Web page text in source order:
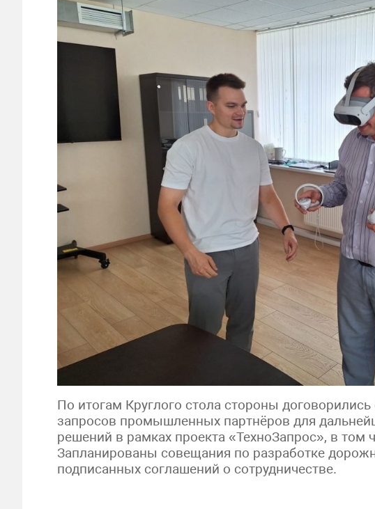
По итогам Круглого стола стороны договорились
запросов промышленных партнёров для
решений в рамках проекта «ТехноЗапрос», в том
Запланированы совещания по разработке
подписанных соглашений о сотрудничестве.